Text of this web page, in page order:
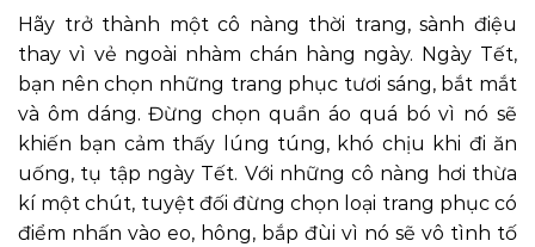
Hãy trở thành một cô nàng thời trang, sành điệu
thay vì vẻ ngoài nhàm chán hàng ngày. Ngày Tết,
bạn nên chọn những trang phục tươi sáng, bắt mắt
và ôm dáng. Đừng chọn quần áo quá bó vì nó sẽ
khiến bạn cảm thấy lúng túng, khó chịu khi đi ăn
uống, tụ tập ngày Tết. Với những cô nàng hơi thừa
kí một chút, tuyệt đối đừng chọn loại trang phục có
điểm nhấn vào eo, hông, bắp đùi vì nó sẽ vô tình tố